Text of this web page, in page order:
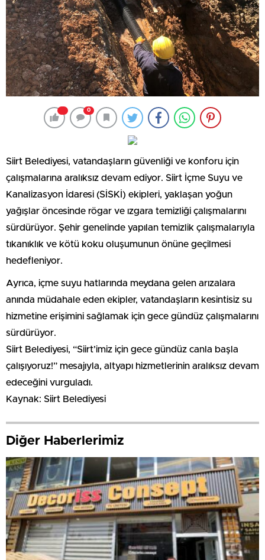
0
Siirt Belediyesi, vatandaşların güvenliği ve konforu için
çalışmalarına aralıksız devam ediyor. Siirt İçme Suyu ve
Kanalizasyon İdaresi (SİSKİ) ekipleri, yaklaşan yoğun
yağışlar öncesinde rögar ve ızgara temizliği çalışmalarını
sürdürüyor. Şehir genelinde yapılan temizlik çalışmalarıyla
tıkanıklık ve kötü koku oluşumunun önüne geçilmesi
hedefleniyor.
Ayrıca, içme suyu hatlarında meydana gelen arızalara
anında müdahale eden ekipler, vatandaşların kesintisiz su
hizmetine erişimini sağlamak için gece gündüz çalışmalarını
sürdürüyor.
Siirt Belediyesi, “Siirt’imiz için gece gündüz canla başla
çalışıyoruz!” mesajıyla, altyapı hizmetlerinin aralıksız devam
edeceğini vurguladı.
Kaynak: Siirt Belediyesi
Diğer Haberlerimiz